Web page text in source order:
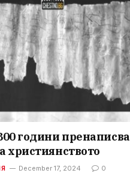
години пренаписва
християнството
December 17, 2024 0